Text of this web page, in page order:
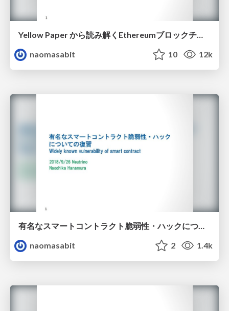
Yellow Paper から読み解くEthereumブロックチェーンの詳細仕様 / Reading out specifications from Ethereum Yellow Paper
naomasabit
10 12k
naomasabit
2 1.4k